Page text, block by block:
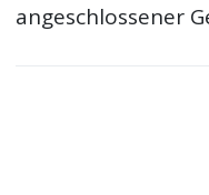
angeschlossener